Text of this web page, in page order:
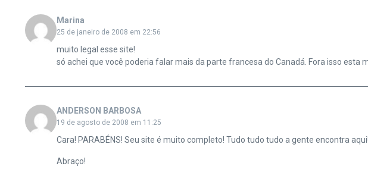
Marina
25 de janeiro de 2008 em 22:56
muito legal esse site!
só achei que você poderia falar mais da parte francesa do Canadá. Fora isso esta
ANDERSON BARBOSA
19 de agosto de 2008 em 11:25
Cara! PARABÉNS! Seu site é muito completo! Tudo tudo tudo a gente encontra
Abraço!